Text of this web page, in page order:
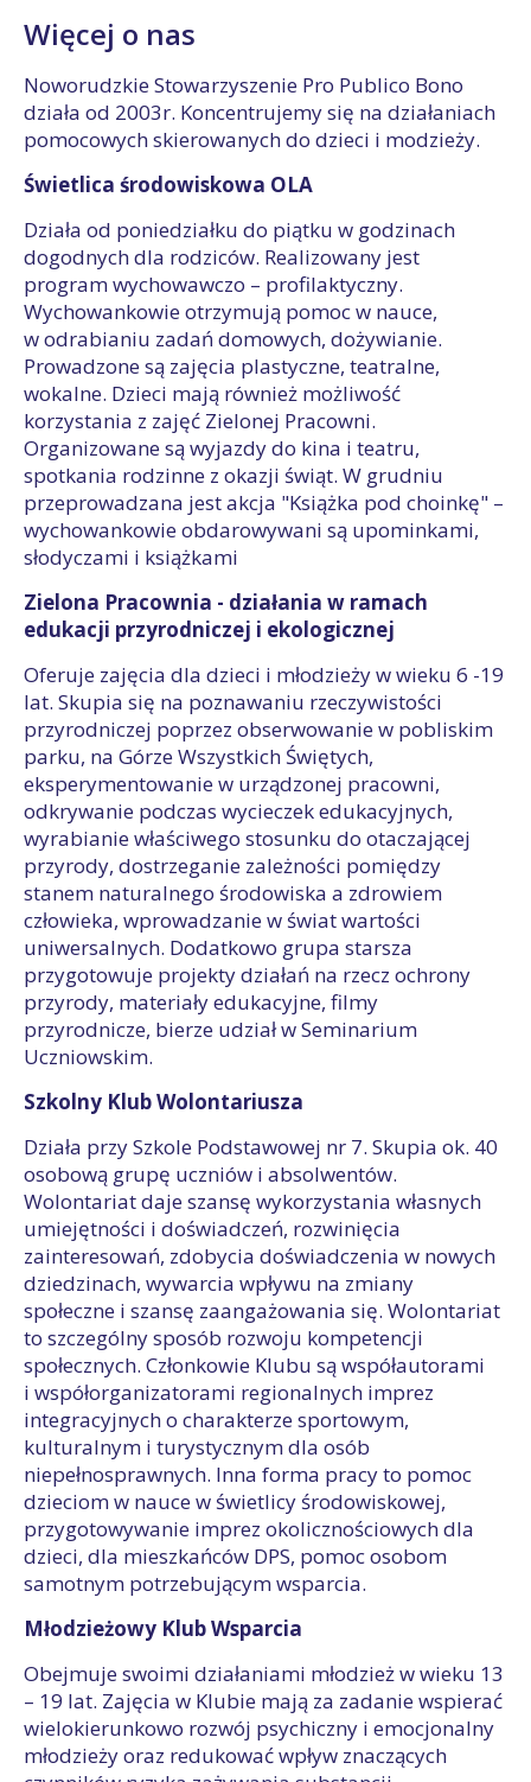
Więcej o nas
Noworudzkie Stowarzyszenie Pro Publico Bono
działa od 2003r. Koncentrujemy się na działaniach
pomocowych skierowanych do dzieci i modzieży.
Świetlica środowiskowa OLA
Działa od poniedziałku do piątku w godzinach
dogodnych dla rodziców. Realizowany jest
program wychowawczo – profilaktyczny.
Wychowankowie otrzymują pomoc w nauce,
w odrabianiu zadań domowych, dożywianie.
Prowadzone są zajęcia plastyczne, teatralne,
wokalne. Dzieci mają również możliwość
korzystania z zajęć Zielonej Pracowni.
Organizowane są wyjazdy do kina i teatru,
spotkania rodzinne z okazji świąt. W grudniu
przeprowadzana jest akcja "Książka pod choinkę" –
wychowankowie obdarowywani są upominkami,
słodyczami i książkami
Zielona Pracownia - działania w ramach
edukacji przyrodniczej i ekologicznej
Oferuje zajęcia dla dzieci i młodzieży w wieku 6 -19
lat. Skupia się na poznawaniu rzeczywistości
przyrodniczej poprzez obserwowanie w pobliskim
parku, na Górze Wszystkich Świętych,
eksperymentowanie w urządzonej pracowni,
odkrywanie podczas wycieczek edukacyjnych,
wyrabianie właściwego stosunku do otaczającej
przyrody, dostrzeganie zależności pomiędzy
stanem naturalnego środowiska a zdrowiem
człowieka, wprowadzanie w świat wartości
uniwersalnych. Dodatkowo grupa starsza
przygotowuje projekty działań na rzecz ochrony
przyrody, materiały edukacyjne, filmy
przyrodnicze, bierze udział w Seminarium
Uczniowskim.
Szkolny Klub Wolontariusza
Działa przy Szkole Podstawowej nr 7. Skupia ok. 40
osobową grupę uczniów i absolwentów.
Wolontariat daje szansę wykorzystania własnych
umiejętności i doświadczeń, rozwinięcia
zainteresowań, zdobycia doświadczenia w nowych
dziedzinach, wywarcia wpływu na zmiany
społeczne i szansę zaangażowania się. Wolontariat
to szczególny sposób rozwoju kompetencji
społecznych. Członkowie Klubu są współautorami
i współorganizatorami regionalnych imprez
integracyjnych o charakterze sportowym,
kulturalnym i turystycznym dla osób
niepełnosprawnych. Inna forma pracy to pomoc
dzieciom w nauce w świetlicy środowiskowej,
przygotowywanie imprez okolicznościowych dla
dzieci, dla mieszkańców DPS, pomoc osobom
samotnym potrzebującym wsparcia.
Młodzieżowy Klub Wsparcia
Obejmuje swoimi działaniami młodzież w wieku 13
– 19 lat. Zajęcia w Klubie mają za zadanie wspierać
wielokierunkowo rozwój psychiczny i emocjonalny
młodzieży oraz redukować wpływ znaczących